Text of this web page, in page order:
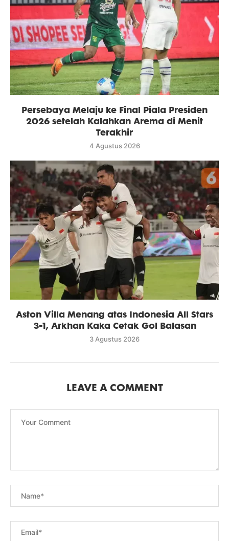
Persebaya Melaju ke Final Piala Presiden
2026 setelah Kalahkan Arema di Menit
Terakhir
4 Agustus 2026
Aston Villa Menang atas Indonesia All Stars
3-1, Arkhan Kaka Cetak Gol Balasan
3 Agustus 2026
LEAVE A COMMENT